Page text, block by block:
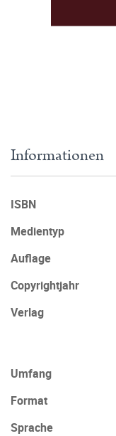
Informationen
ISBN
Medientyp
Auflage
Copyrightjahr
Verlag
Umfang
Format
Sprache